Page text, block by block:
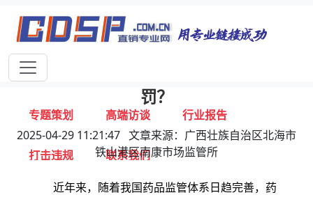
首页 独家报道 行业动态
企业资讯
专题策划 高端访谈 行业报告
打击违规 联系我们
常见非法销售“神药”行为应如何定性处
罚？
2025-04-29 11:21:47 文章来源：广西壮族自治区北海市
铁山港区南康市场监管所
近年来，随着我国药品监管体系日趋完善，药